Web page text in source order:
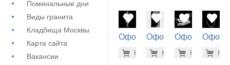
Поминальные дни
Виды гранита
Кладбища Москвы
Карта сайта
Вакансии
Оформление
(71-394)
-7% 500 руб.
Купить
Оформление
(72-802)
-7%
Купить
Оформление
(73-592)
-
Купить(71-